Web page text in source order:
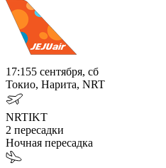
17:155 сентября, сб
Токио, Нарита, NRT
NRTIKT
2 пересадки
Ночная пересадка